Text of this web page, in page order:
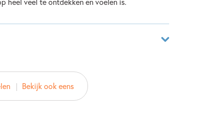
Bekijk ook eens